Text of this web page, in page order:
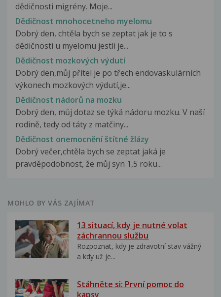
dědičnosti migrény. Moje...
Dědičnost mnohocetneho myelomu
Dobrý den, chtěla bych se zeptat jak je to s
dědičnosti u myelomu jestli je...
Dědičnost mozkových výdutí
Dobrý den,můj přítel je po třech endovaskulárních
výkonech mozkových výdutí,je...
Dědičnost nádorů na mozku
Dobrý den, můj dotaz se týká nádoru mozku. V naší
rodině, tedy od táty z matčiny...
Dědičnost onemocnění štítné žlázy
Dobrý večer,chtěla bych se zeptat jaká je
pravděpodobnost, že můj syn 1,5 roku...
MOHLO BY VÁS ZAJÍMAT
13 situací, kdy je nutné volat
záchrannou službu
Rozpoznat, kdy je zdravotní stav vážný
a kdy už je...
Stáhněte si: První pomoc do
kapsy